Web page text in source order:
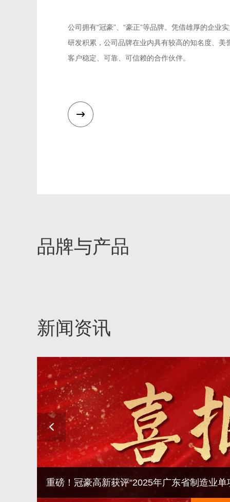
公司拥有“冠豪”、“豪正”等品牌。凭借雄厚的企业
研发积累，公司品牌在业内具有较高的知名度、美
客户稳定、可靠、可信赖的合作伙伴。
品牌与产品
新闻资讯
重磅！冠豪高新获评“2025年广东省制造业